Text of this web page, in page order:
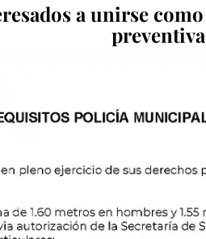
a unirse
preventiva